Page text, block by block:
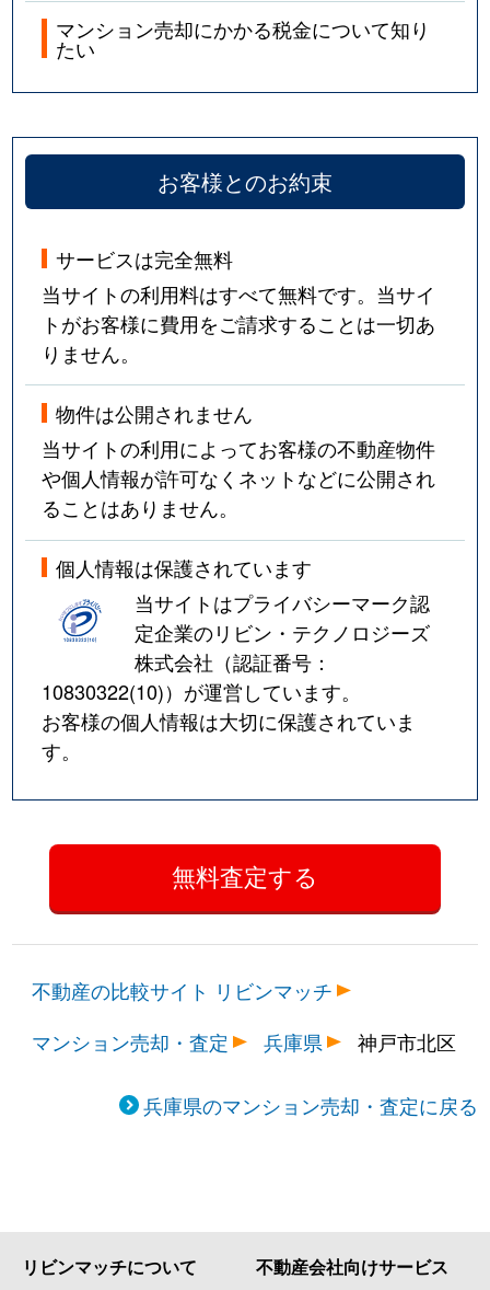
マンション売却にかかる税金について知り
たい
お客様とのお約束
サービスは完全無料
当サイトの利用料はすべて無料です。当サイ
トがお客様に費用をご請求することは一切あ
りません。
物件は公開されません
当サイトの利用によってお客様の不動産物件
や個人情報が許可なくネットなどに公開され
ることはありません。
個人情報は保護されています
当サイトはプライバシーマーク認
定企業のリビン・テクノロジーズ
株式会社（認証番号：
10830322(10)）が運営しています。
お客様の個人情報は大切に保護されていま
す。
不動産の比較サイト リビンマッチ
マンション売却・査定
兵庫県 神戸市北区
兵庫県のマンション売却・査定に戻る
リビンマッチについて 不動産会社向けサービス